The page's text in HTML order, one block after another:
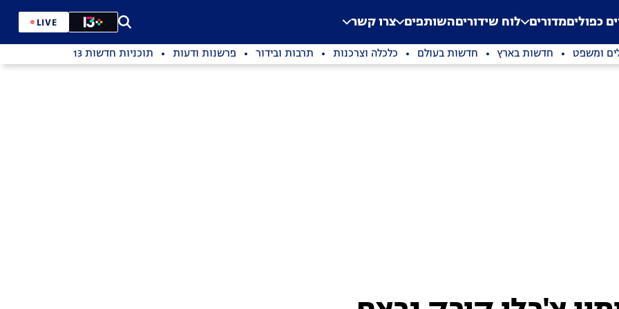
Application error: a
. כפוליםמדורים לוח שידוריםהשותפים צרו קשר LIVE
ומשפט חדשות בארץ חדשות בעולם כלכלה וצרכנות תרבות ובידור פרשנות ודעות תוכניות חדשות 13